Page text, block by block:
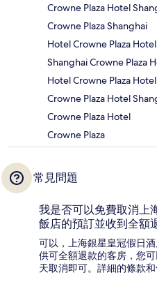
Crowne Plaza Hotel
Crowne Plaza Shanghai
Hotel Crowne Plaza
Shanghai Crowne Plaza
Hotel Crowne Plaza
Crowne Plaza Hotel
Crowne Plaza Hotel
Crowne Plaza
常見問題
我是否可以免費取消上
飯店的預訂並收到全額
可以，上海銀星皇冠假日
供可全額退款的客房，您
天取消即可。詳細的條款